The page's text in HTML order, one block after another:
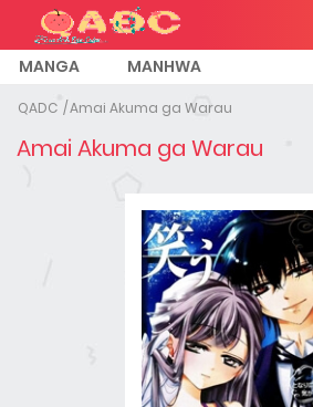
MANGA MANHWA
QADC Amai Akuma ga Warau
Amai Akuma ga Warau